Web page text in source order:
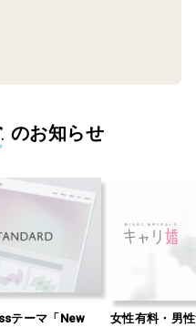
のお知らせ
テーマ「New
女性有料・男